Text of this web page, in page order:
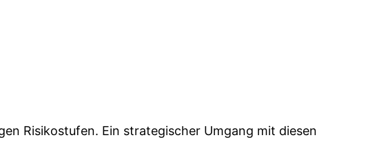
Risikostufen. Ein strategischer Umgang mit diesen